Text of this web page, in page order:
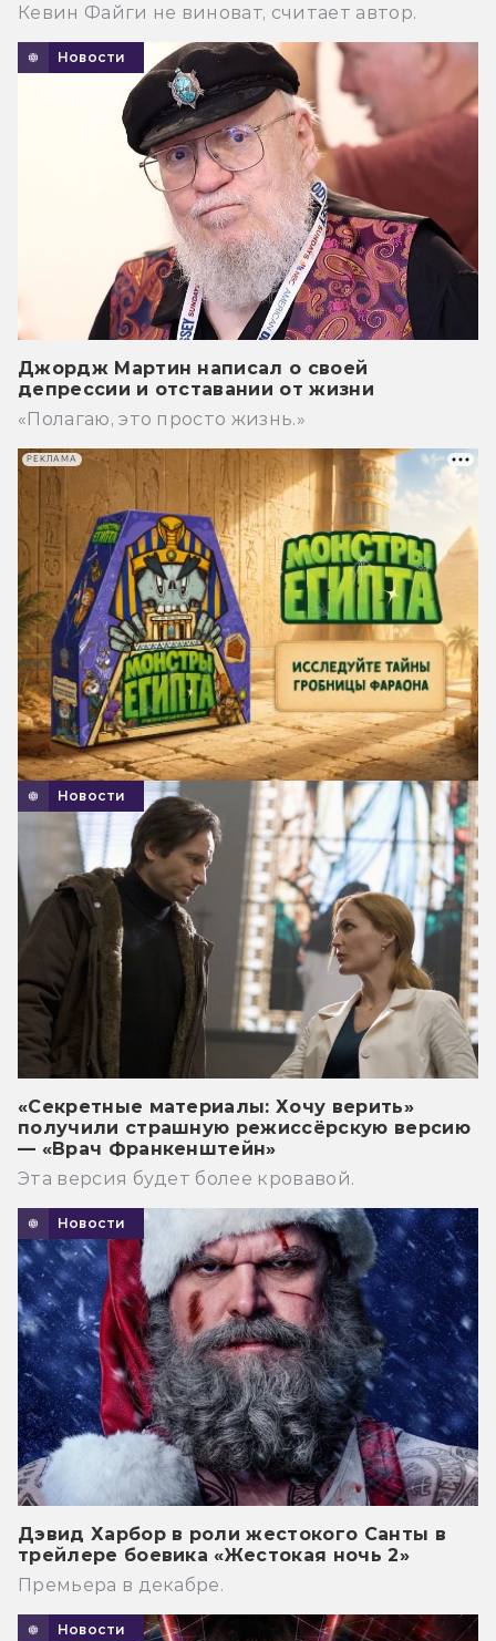
Кевин Файги не виноват, считает автор.
Новости
Джордж Мартин написал о своей
депрессии и отставании от жизни
«Полагаю, это просто жизнь.»
Новости
«Секретные материалы: Хочу верить»
получили страшную режиссёрскую версию
— «Врач Франкенштейн»
Эта версия будет более кровавой.
Новости
Дэвид Харбор в роли жестокого Санты в
трейлере боевика «Жестокая ночь 2»
Премьера в декабре.
Новости
РЕКЛАМА